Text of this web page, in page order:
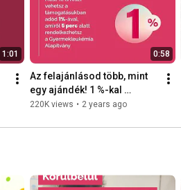
1:01 0:58
Az felajánlásod több, mint
egy ajándék! 1 %-kal
életeket menthetsz! ❤️
220K views • 2 years ago